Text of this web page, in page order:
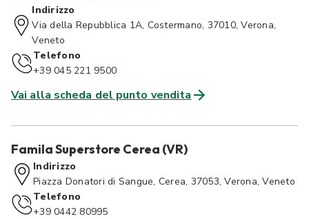
Indirizzo
Via della Repubblica 1A, Costermano, 37010, Verona,
Veneto
Telefono
+39 045 221 9500
Vai alla scheda del punto vendita
Famila Superstore Cerea (VR)
Indirizzo
Piazza Donatori di Sangue, Cerea, 37053, Verona, Veneto
Telefono
+39 0442 80995